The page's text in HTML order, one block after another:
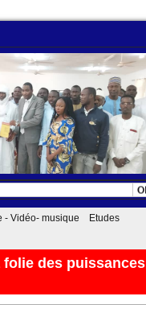
- Vidéo- musique
Etudes
folie des puissances